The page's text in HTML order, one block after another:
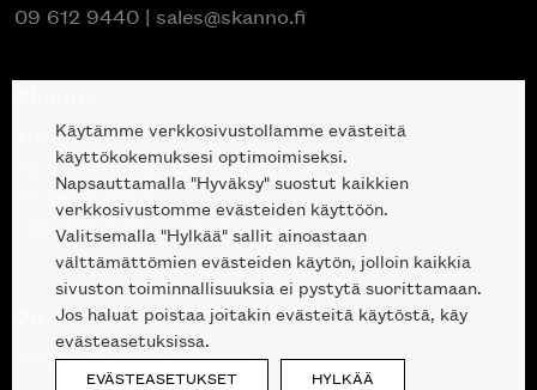
09 612 9440 | sales@skanno.fi
Tuotteet
Suunnittelupalvelu
Projektimyynti
Liike Helsingin keskustassa
Outlet
Poistuvat mallikappaleet
Käytämme verkkosivustollamme evästeitä
käyttökokemuksesi optimoimiseksi.
Napsauttamalla "Hyväksy" suostut kaikkien
verkkosivustomme evästeiden käyttöön.
Valitsemalla "Hylkää" sallit ainoastaan
välttämättömien evästeiden käytön, jolloin kaikkia
sivuston toiminnallisuuksia ei pystytä suorittamaan.
Jos haluat poistaa joitakin evästeitä käytöstä, käy
evästeasetuksissa.
EVÄSTEASETUKSET HYLKÄÄ